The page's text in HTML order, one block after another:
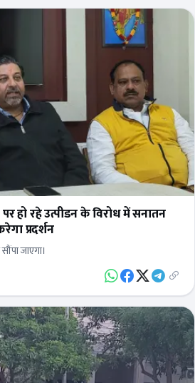
हो रहे उत्पीडन के विरोध में सनातन
प्रदर्शन
जाएगा।